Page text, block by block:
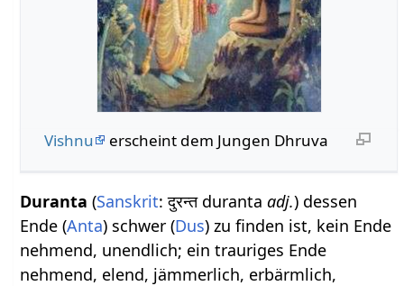
Vishnu erscheint dem Jungen Dhruva
Duranta (Sanskrit: दुरन्त durantaadj.) dessen
Ende (Anta) schwer (Dus) zu finden ist, kein Ende
nehmend, unendlich; ein trauriges Ende
nehmend, elend, jämmerlich, erbärmlich,